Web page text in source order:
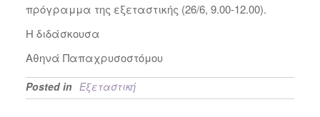
πρόγραμμα της εξεταστικής (26/6, 9.00-12.00).
Η διδάσκουσα
Αθηνά Παπαχρυσοστόμου
Posted in Εξεταστική